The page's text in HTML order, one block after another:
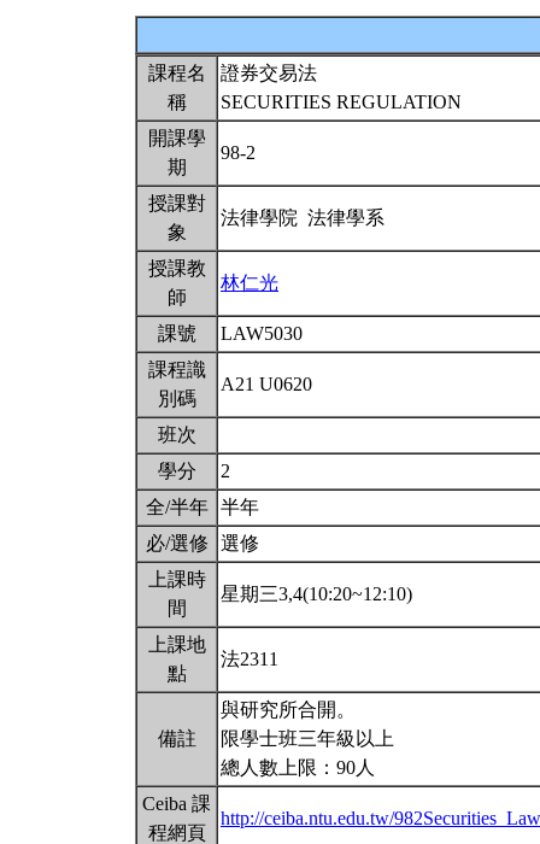
課程名
稱
證券交易法
SECURITIES REGULATION
開課學
期
98-2
授課對
象
法律學院 法律學系
授課教
師
林仁光
課號
LAW5030
課程識
別碼
A21 U0620
班次
學分
2
全/半年
半年
必/選修
選修
上課時
間
星期三3,4(10:20~12:10)
上課地
點
法2311
備註
與研究所合開。
限學士班三年級以上
總人數上限：90人
Ceiba 課
程網頁
http://ceiba.ntu.edu.tw/982Securities_Law